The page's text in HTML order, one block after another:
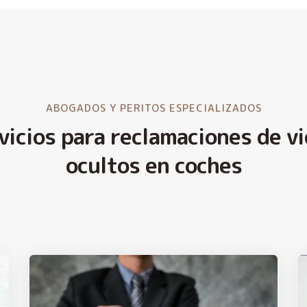
ABOGADOS Y PERITOS ESPECIALIZADOS
para reclamaciones de
ocultos en coches